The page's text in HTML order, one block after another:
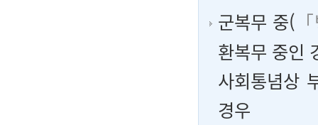
군복무 중(
환복무 중인
사회통념상
경우